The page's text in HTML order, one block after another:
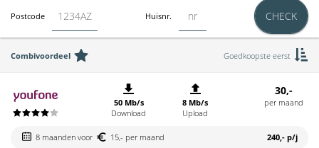
Postcode Huisnr. CHECK
Combivoordeel Goedkoopste eerst
50 Mb/s
Download
8 Mb/s
Upload
30,-
per maand
8 maanden voor 15,- per maand 240,- p/j